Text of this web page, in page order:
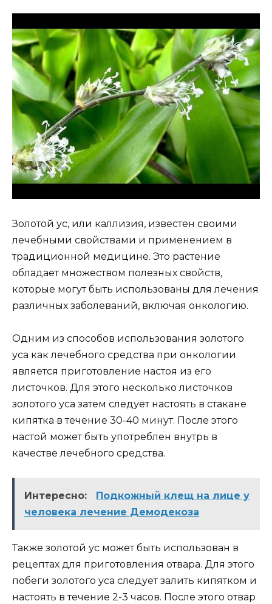
Золотой ус, или каллизия, известен своими
лечебными свойствами и применением в
традиционной медицине. Это растение
обладает множеством полезных свойств,
которые могут быть использованы для лечения
различных заболеваний, включая онкологию.
Одним из способов использования золотого
уса как лечебного средства при онкологии
является приготовление настоя из его
листочков. Для этого несколько листочков
золотого уса затем следует настоять в стакане
кипятка в течение 30-40 минут. После этого
настой может быть употреблен внутрь в
качестве лечебного средства.
Интересно:
Подкожный клещ на лице у
человека лечение Демодекоза
Также золотой ус может быть использован в
рецептах для приготовления отвара. Для этого
побеги золотого уса следует залить кипятком и
настоять в течение 2-3 часов. После этого отвар